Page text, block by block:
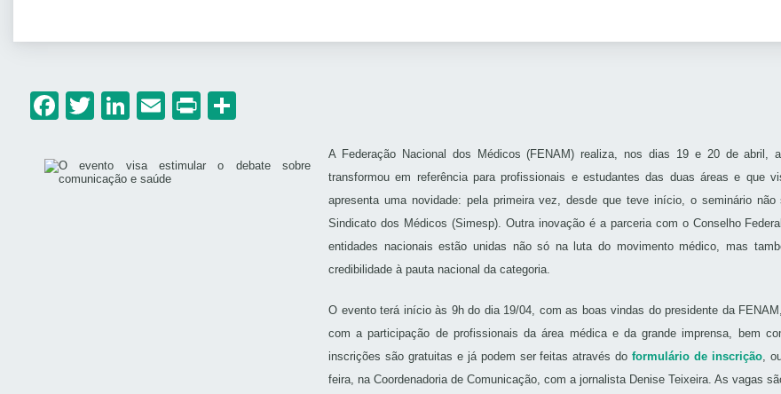
Facebook
Twitter
LinkedIn
Email
Print
A Federação Nacional dos Médicos (FENAM) realiza, nos dias 19 e 20 de abril,
transformou em referência para profissionais e estudantes das duas áreas e que
apresenta uma novidade: pela primeira vez, desde que teve início, o seminário
Sindicato dos Médicos (Simesp). Outra inovação é a parceria com o Conselho
entidades nacionais estão unidas não só na luta do movimento médico, mas
credibilidade à pauta nacional da categoria.
O evento terá início às 9h do dia 19/04, com as boas vindas do presidente da
com a participação de profissionais da área médica e da grande imprensa, bem
inscrições são gratuitas e já podem ser feitas através doformulário de inscrição,
feira, na Coordenadoria de Comunicação, com a jornalista Denise Teixeira. As vagas